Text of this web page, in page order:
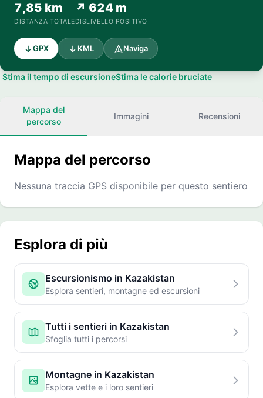
7,85 km
DISTANZA TOTALE
↗ 624 m
DISLIVELLO POSITIVO
GPX KML Naviga
Stima il tempo di escursioneStima le calorie bruciate
Mappa del
percorso
Immagini Recensioni
Mappa del percorso
Nessuna traccia GPS disponibile per questo sentiero
Esplora di più
Escursionismo in Kazakistan
Esplora sentieri, montagne ed escursioni
Tutti i sentieri in Kazakistan
Sfoglia tutti i percorsi
Montagne in Kazakistan
Esplora vette e i loro sentieri